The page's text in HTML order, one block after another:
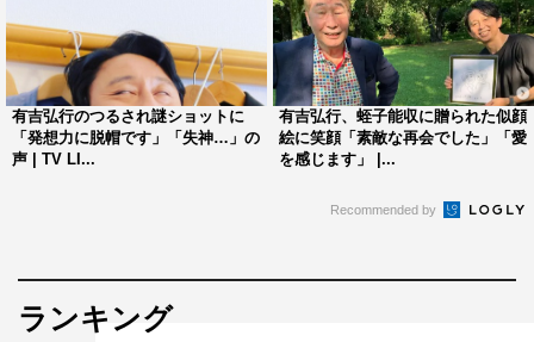
有吉弘行のつるされ謎ショットに
「発想力に脱帽です」「失神…」の
声 | TV LI...
有吉弘行、蛭子能収に贈られた似顔
絵に笑顔「素敵な再会でした」「愛
を感じます」 |...
Recommended by
ランキング